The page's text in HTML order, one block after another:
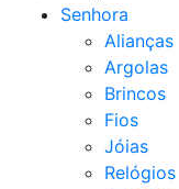
Senhora
Alianças
Argolas
Brincos
Fios
Jóias
Relógios